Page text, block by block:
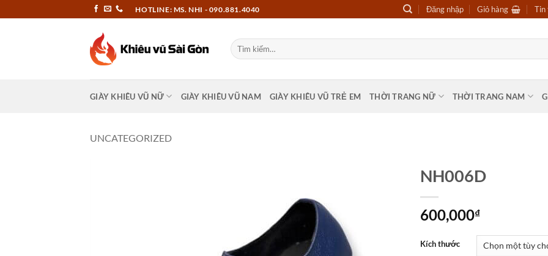
qua
HOTLINE: MS. NHI - 090.881.4040 Đăng nhập Giỏ hàng Tin
Tìm
kiếm:
GIÀY KHIÊU VŨ NỮ GIÀY KHIÊU VŨ NAM GIÀY KHIÊU VŨ TRẺ EM THỜI TRANG NỮ THỜI TRANG NAM
UNCATEGORIZED
NH006D
600,000₫
Kích thước